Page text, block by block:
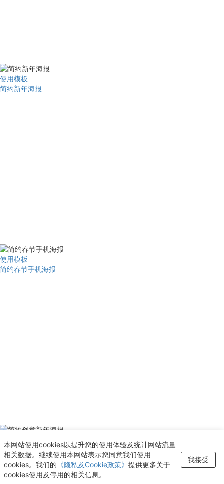
使用模板
简约新年海报
使用模板
简约春节手机海报
使用模板
简约创意新年海报
新增至“收藏夹”
查看
本网站使用cookies以提升您的使用体验及统计网站流量
相关数据。继续使用本网站表示您同意我们使用
cookies。我们的 《隐私及Cookie政策》 提供更多关于
cookies使用及停用的相关信息。
我接受